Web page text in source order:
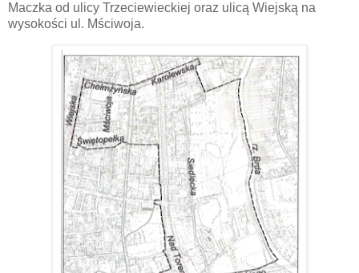
Maczka od ulicy Trzeciewieckiej oraz ulicą Wiejską na
wysokości ul. Mściwoja.